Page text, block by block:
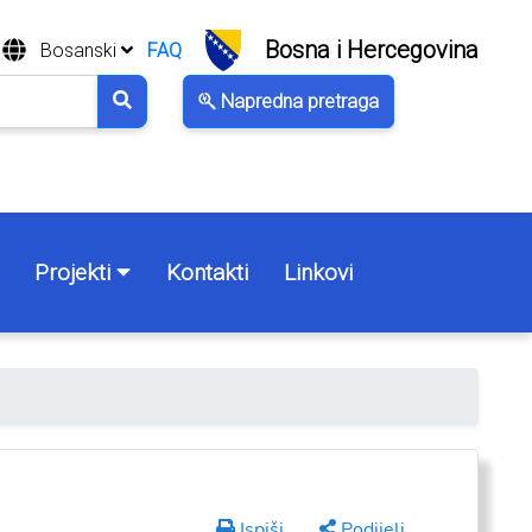
Napredna pretraga
Bosanski FAQ Bosna i Hercegovina
Projekti Kontakti Linkovi